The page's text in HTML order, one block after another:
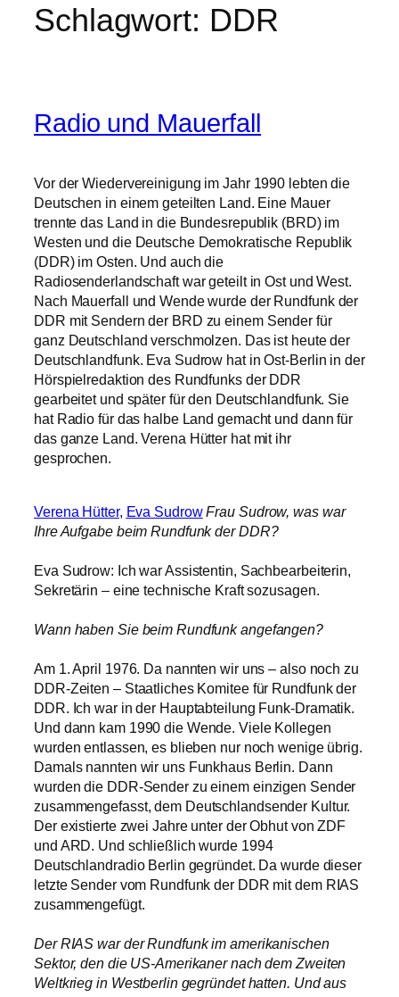
Schlagwort: DDR
Radio und Mauerfall
Vor der Wiedervereinigung im Jahr 1990 lebten die
Deutschen in einem geteilten Land. Eine Mauer
trennte das Land in die Bundesrepublik (BRD) im
Westen und die Deutsche Demokratische Republik
(DDR) im Osten. Und auch die
Radiosenderlandschaft war geteilt in Ost und West.
Nach Mauerfall und Wende wurde der Rundfunk der
DDR mit Sendern der BRD zu einem Sender für
ganz Deutschland verschmolzen. Das ist heute der
Deutschlandfunk. Eva Sudrow hat in Ost-Berlin in der
Hörspielredaktion des Rundfunks der DDR
gearbeitet und später für den Deutschlandfunk. Sie
hat Radio für das halbe Land gemacht und dann für
das ganze Land. Verena Hütter hat mit ihr
gesprochen.
Verena Hütter, Eva Sudrow Frau Sudrow, was war
Ihre Aufgabe beim Rundfunk der DDR?
Eva Sudrow: Ich war Assistentin, Sachbearbeiterin,
Sekretärin – eine technische Kraft sozusagen.
Wann haben Sie beim Rundfunk angefangen?
Am 1. April 1976. Da nannten wir uns – also noch zu
DDR-Zeiten – Staatliches Komitee für Rundfunk der
DDR. Ich war in der Hauptabteilung Funk-Dramatik.
Und dann kam 1990 die Wende. Viele Kollegen
wurden entlassen, es blieben nur noch wenige übrig.
Damals nannten wir uns Funkhaus Berlin. Dann
wurden die DDR-Sender zu einem einzigen Sender
zusammengefasst, dem Deutschlandsender Kultur.
Der existierte zwei Jahre unter der Obhut von ZDF
und ARD. Und schließlich wurde 1994
Deutschlandradio Berlin gegründet. Da wurde dieser
letzte Sender vom Rundfunk der DDR mit dem RIAS
zusammengefügt.
Der RIAS war der Rundfunk im amerikanischen
Sektor, den die US-Amerikaner nach dem Zweiten
Weltkrieg in Westberlin gegründet hatten. Und aus